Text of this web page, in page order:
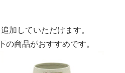
加していただけます。
の商品がおすすめです。